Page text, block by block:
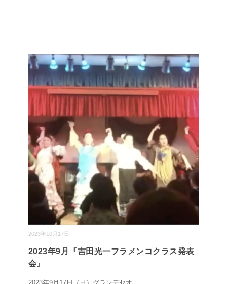
2023年10月17日
2023年9月『吉田光一フラメンコクラス発表
会』